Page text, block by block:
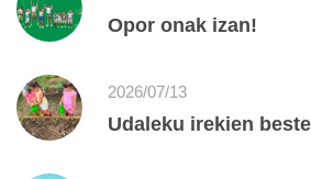
Opor onak izan!
2026/07/13
Udaleku irekien